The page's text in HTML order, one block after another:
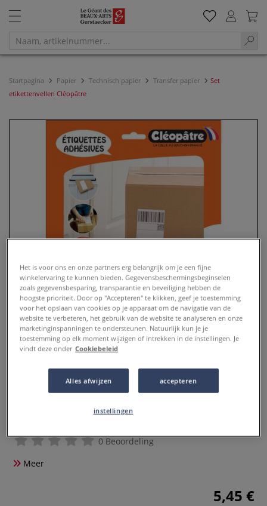
Startpagina Papier Technisch papier Transfer papier
Set
etikettenvellen Cléopâtre
Set etikettenvellen Cléopâtre
0 Beoordeling
Meer
5,45 €
Het is voor ons en onze partners erg belangrijk om je een fijne
winkelervaring te kunnen bieden. Gegevensbeschermingsbeginselen
zoals gegevensbesparing, transparantie en beveiliging hebben de
hoogste prioriteit. Door op "Accepteren" te klikken, geef je toestemming
voor het opslaan van cookies op je apparaat om de navigatie van de
website te verbeteren, het gebruik van de website te analyseren en onze
marketinginspanningen te ondersteunen. Natuurlijk kun je je
toestemming op elk moment wijzigen of intrekken in de instellingen. Je
vindt deze onder Cookiebeleid
Alles afwijzen accepteren
instellingen